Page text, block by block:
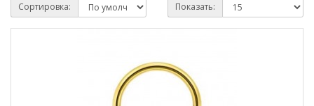
Сортировка: Показать: